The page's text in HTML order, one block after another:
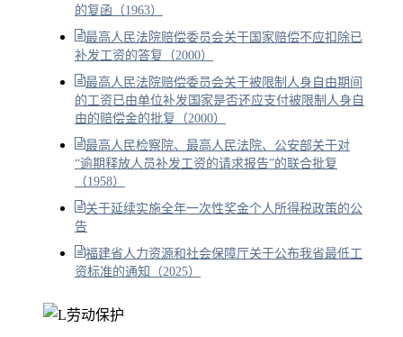
的复函（1963）
最高人民法院赔偿委员会关于国家赔偿不应扣除已
补发工资的答复（2000）
最高人民法院赔偿委员会关于被限制人身自由期间
的工资已由单位补发国家是否还应支付被限制人身自
由的赔偿金的批复（2000）
最高人民检察院、最高人民法院、公安部关于对
“逾期释放人员补发工资的请求报告”的联合批复
（1958）
关于延续实施全年一次性奖金个人所得税政策的公
告
福建省人力资源和社会保障厅关于公布我省最低工
资标准的通知（2025）